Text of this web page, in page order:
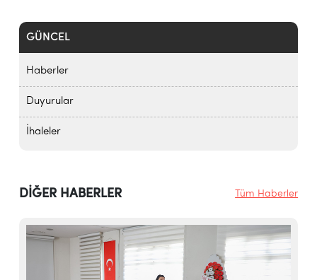
GÜNCEL
Haberler
Duyurular
İhaleler
DİĞER HABERLER Tüm Haberler